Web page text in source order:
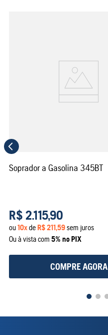
Soprador a Gasolina 345BT
R$ 2.115,90
ou10xdeR$211,59sem juros
Ou à vista com 5% no PIX
COMPRE AGORA